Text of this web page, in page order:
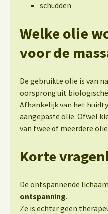
schudden
Welke olie
voor de
De gebruikte olie is van
oorsprong uit
Afhankelijk van het
aangepaste olie. Ofwel
van twee of meerdere
Korte
De ontspannende
ontspanning.
Ze is echter geen